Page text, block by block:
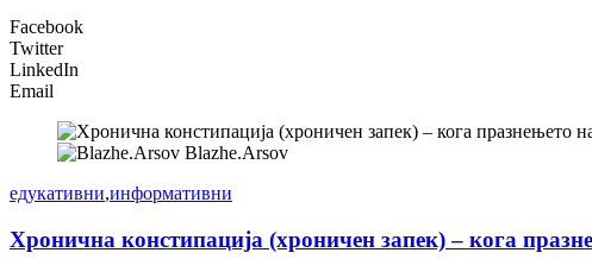
Facebook
Twitter
LinkedIn
Email
Blazhe.Arsov
едукативни,информативни
Хронична констипација (хроничен запек) – кога